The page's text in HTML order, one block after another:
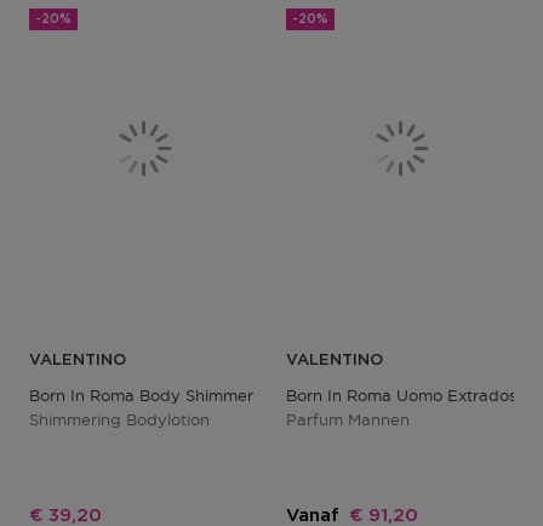
-20%
VALENTINO
Born In Roma Body Shimmer
Shimmering Bodylotion
Kortingsprijs
€ 39,20
-20%
VALENTINO
Born In Roma Uomo Extradose
Parfum Mannen
Vanaf Kortingsprijs
€ 91,20